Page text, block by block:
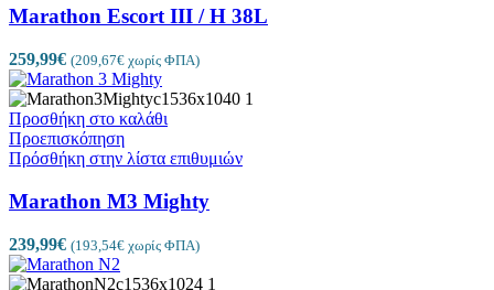
Marathon Escort III / H 38L
259,99€ (209,67€ χωρίς ΦΠΑ)
Προσθήκη στο καλάθι
Προεπισκόπηση
Πρόσθήκη στην λίστα επιθυμιών
Marathon M3 Mighty
239,99€ (193,54€ χωρίς ΦΠΑ)